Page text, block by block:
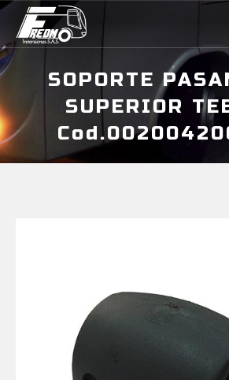
SOPORTE
SUPERIOR